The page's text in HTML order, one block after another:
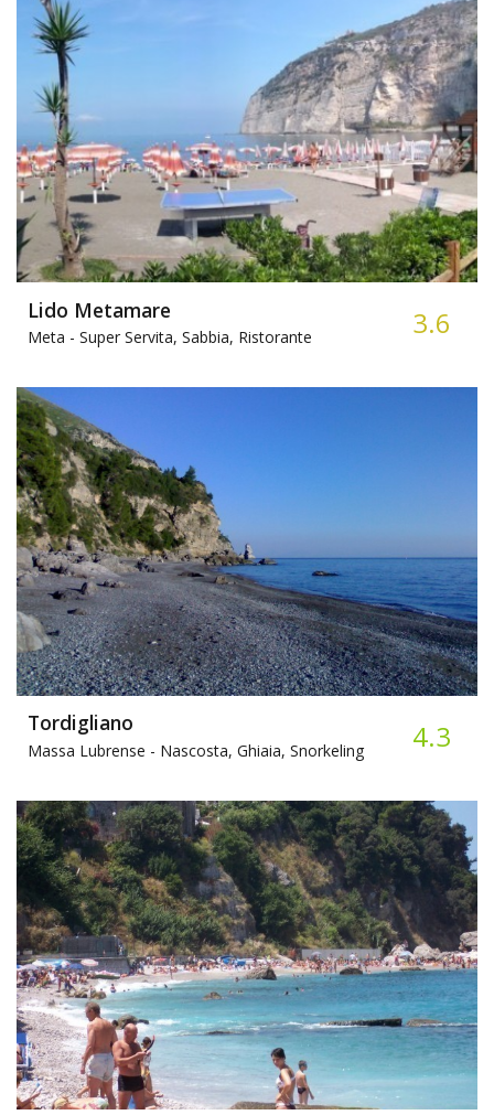
Lido Metamare
Meta - Super Servita, Sabbia, Ristorante 3.6
Tordigliano
Massa Lubrense - Nascosta, Ghiaia, Snorkeling 4.3